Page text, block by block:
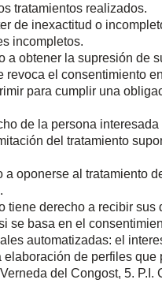
tratamientos realizados.
de inexactitud o
incompletos.
a obtener la supresión de
el consentimiento
para cumplir una
de la persona
del tratamiento
oponerse al tratamiento
tiene derecho a recibir
se basa en el
automatizadas: el
de perfiles
del Congost, 5.